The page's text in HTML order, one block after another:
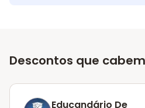
Descontos que
Educandário De